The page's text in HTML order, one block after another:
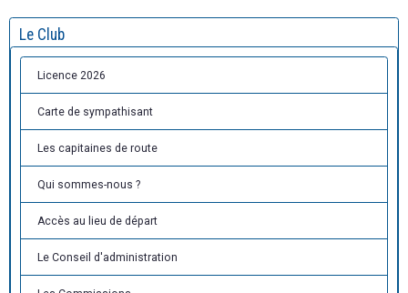
Le Club
Licence 2026
Carte de sympathisant
Les capitaines de route
Qui sommes-nous ?
Accès au lieu de départ
Le Conseil d'administration